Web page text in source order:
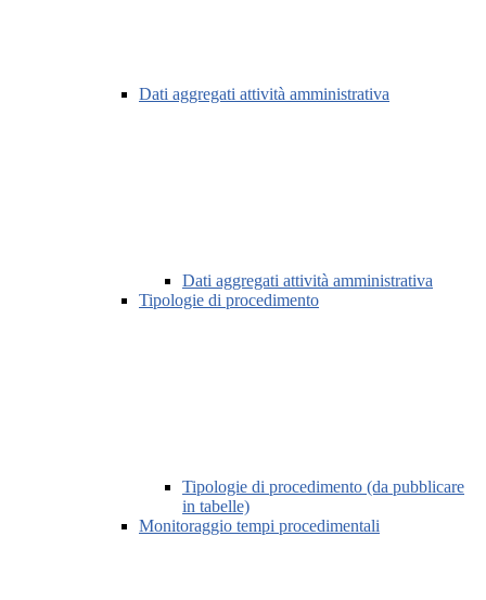
Dati aggregati attività amministrativa
Dati aggregati attività amministrativa
Tipologie di procedimento
Tipologie di procedimento (da pubblicare
in tabelle)
Monitoraggio tempi procedimentali